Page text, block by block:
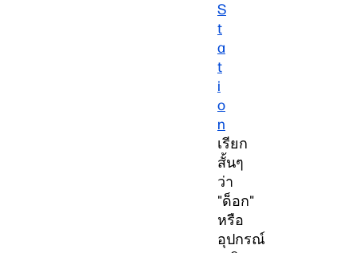
S
t
a
t
i
o
n
เรียก
สั้นๆ
ว่า
"ด็อก"
หรือ
อุปกรณ์